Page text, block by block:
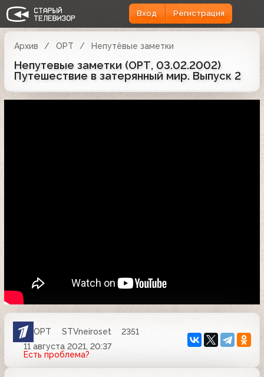
Вход Регистрация
Архив ОРТ Непутёвые заметки
Непутевые заметки (ОРТ, 03.02.2002)
Путешествие в затерянный мир. Выпуск 2
ОРТ STVneiroset
2351
11 августа 2021, 20:37
Есть проблема?